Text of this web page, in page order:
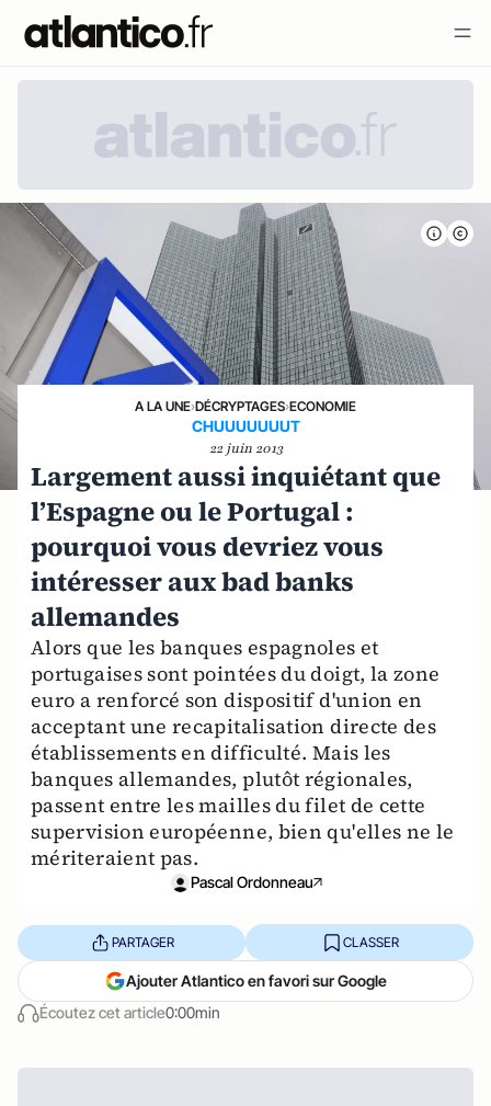
A LA UNE›DÉCRYPTAGES›ECONOMIE
CHUUUUUUUT
22 juin 2013
Largement aussi inquiétant que
l’Espagne ou le Portugal :
pourquoi vous devriez vous
intéresser aux bad banks
allemandes
Alors que les banques espagnoles et
portugaises sont pointées du doigt, la zone
euro a renforcé son dispositif d'union en
acceptant une recapitalisation directe des
établissements en difficulté. Mais les
banques allemandes, plutôt régionales,
passent entre les mailles du filet de cette
supervision européenne, bien qu'elles ne le
mériteraient pas.
Pascal Ordonneau
Écoutez cet article0:00min
PARTAGER CLASSER
Ajouter Atlantico en favori sur Google